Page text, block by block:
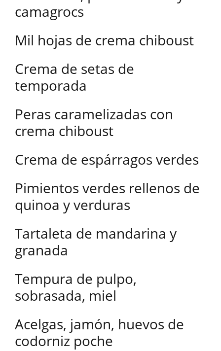
camagrocs
Mil hojas de crema chiboust
Crema de setas de
temporada
Peras caramelizadas con
crema chiboust
Crema de espárragos verdes
Pimientos verdes rellenos de
quinoa y verduras
Tartaleta de mandarina y
granada
Tempura de pulpo,
sobrasada, miel
Acelgas, jamón, huevos de
codorniz poche